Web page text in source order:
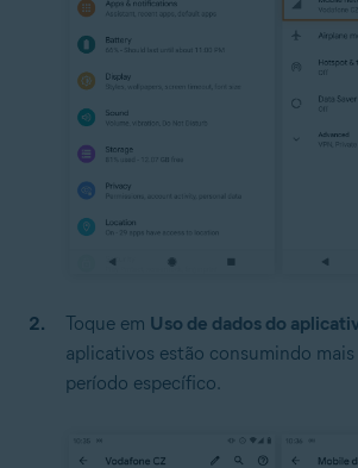
Toque em Uso de dados do
aplicativos estão consumindo
período específico.